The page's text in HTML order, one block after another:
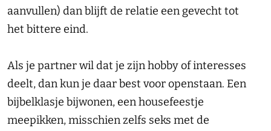
aanvullen) dan blijft de relatie een gevecht tot
het bittere eind.
Als je partner wil dat je zijn hobby of interesses
deelt, dan kun je daar best voor openstaan. Een
bijbelklasje bijwonen, een housefeestje
meepikken, misschien zelfs seks met de